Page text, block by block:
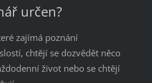
určen?
zajímá poznání
chtějí se dozvědět něco
život nebo se chtějí